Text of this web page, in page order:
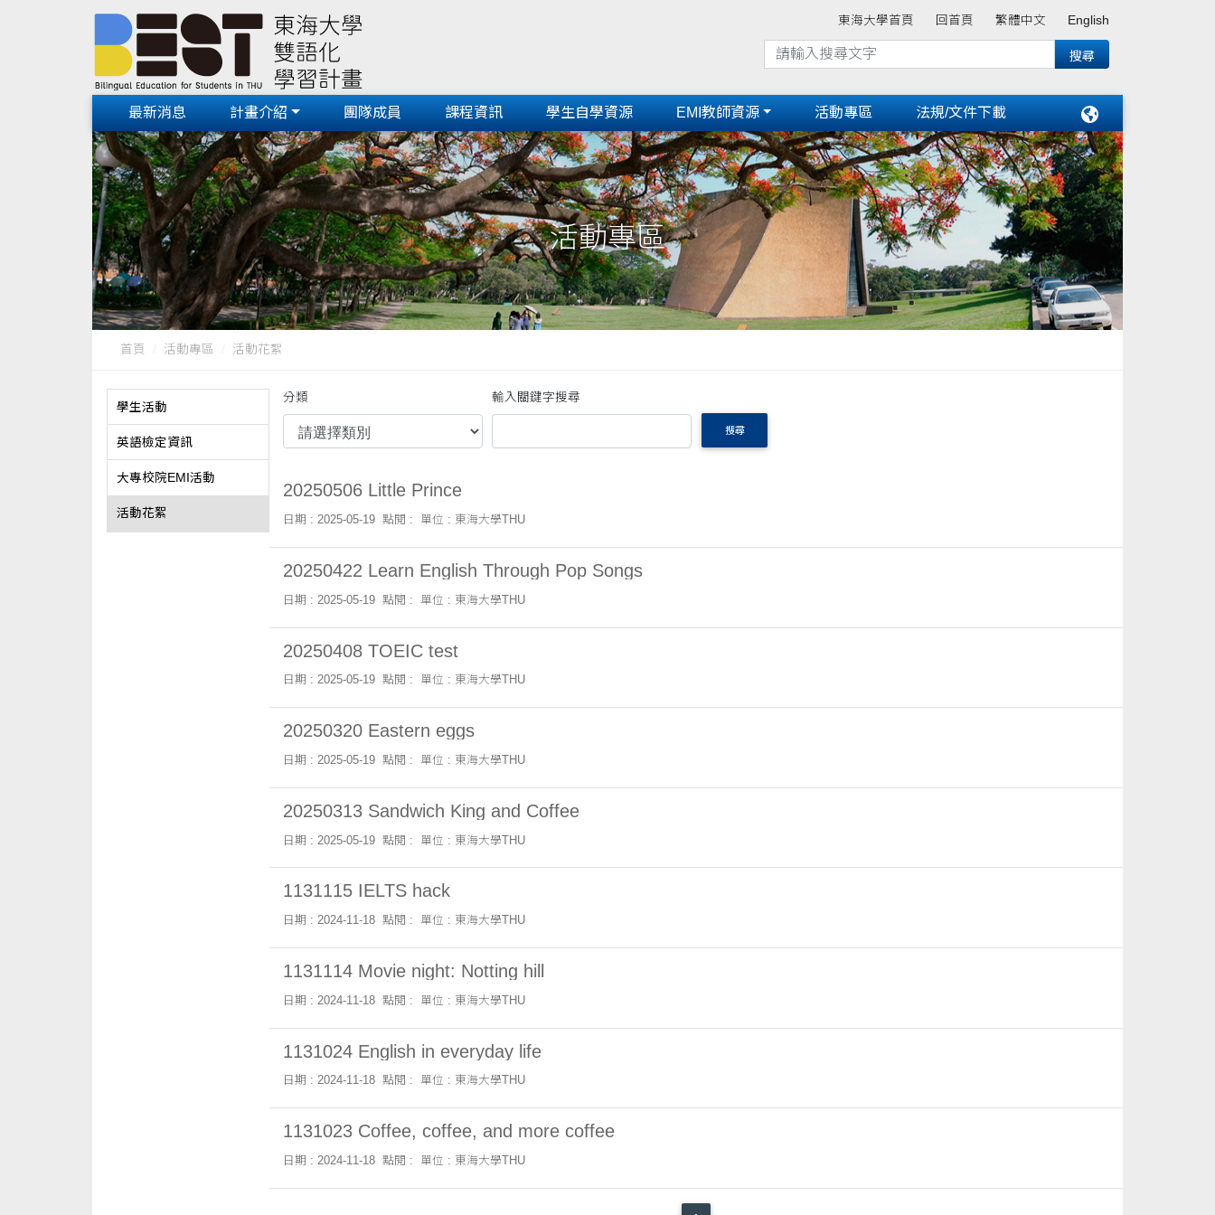
東海大學首頁 回首頁 繁體中文 English
最新消息 計畫介紹 團隊成員 課程資訊 學生自學資源 EMI教師資源 活動專區 法規/文件下載
活動專區
首頁 活動專區 活動花絮
學生活動
英語檢定資訊
大專校院EMI活動
活動花絮
分類 輸入關鍵字搜尋
搜尋
20250506 Little Prince
日期 : 2025-05-19 點閱 : 單位 : 東海大學THU
20250422 Learn English Through Pop Songs
日期 : 2025-05-19 點閱 : 單位 : 東海大學THU
20250408 TOEIC test
日期 : 2025-05-19 點閱 : 單位 : 東海大學THU
20250320 Eastern eggs
日期 : 2025-05-19 點閱 : 單位 : 東海大學THU
20250313 Sandwich King and Coffee
日期 : 2025-05-19 點閱 : 單位 : 東海大學THU
1131115 IELTS hack
日期 : 2024-11-18 點閱 : 單位 : 東海大學THU
1131114 Movie night: Notting hill
日期 : 2024-11-18 點閱 : 單位 : 東海大學THU
1131024 English in everyday life
日期 : 2024-11-18 點閱 : 單位 : 東海大學THU
1131023 Coffee, coffee, and more coffee
日期 : 2024-11-18 點閱 : 單位 : 東海大學THU